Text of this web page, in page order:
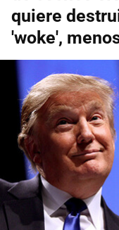
quiere
'woke',